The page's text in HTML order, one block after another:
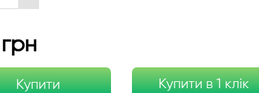
Купити Купити в 1 клік